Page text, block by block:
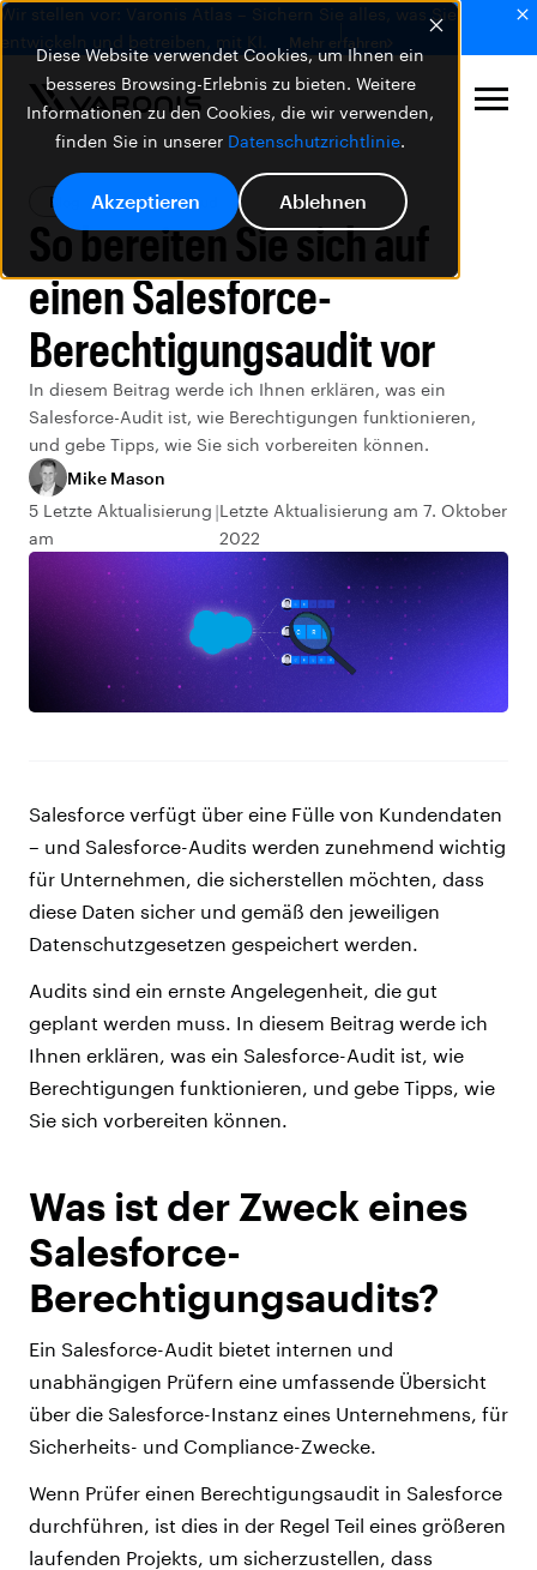
Diese Website verwendet Cookies, um Ihnen ein
besseres Browsing-Erlebnis zu bieten. Weitere
Informationen zu den Cookies, die wir verwenden,
finden Sie in unserer Datenschutzrichtlinie.
Akzeptieren Ablehnen
Wir stellen vor: Varonis Atlas – Sichern Sie alles, was Sie
entwickeln und betreiben, mit KI.
Mehr erfahren
Blog Sichere Cloud
So bereiten Sie sich auf
einen Salesforce-
Berechtigungsaudit vor
In diesem Beitrag werde ich Ihnen erklären, was ein
Salesforce-Audit ist, wie Berechtigungen funktionieren,
und gebe Tipps, wie Sie sich vorbereiten können.
Mike Mason
5 Letzte Aktualisierung
am
Letzte Aktualisierung am 7. Oktober
2022
Salesforce verfügt über eine Fülle von Kundendaten
– und Salesforce-Audits werden zunehmend wichtig
für Unternehmen, die sicherstellen möchten, dass
diese Daten sicher und gemäß den jeweiligen
Datenschutzgesetzen gespeichert werden.
Audits sind ein ernste Angelegenheit, die gut
geplant werden muss. In diesem Beitrag werde ich
Ihnen erklären, was ein Salesforce-Audit ist, wie
Berechtigungen funktionieren, und gebe Tipps, wie
Sie sich vorbereiten können.
Was ist der Zweck eines
Salesforce-
Berechtigungsaudits?
Ein Salesforce-Audit bietet internen und
unabhängigen Prüfern eine umfassende Übersicht
über die Salesforce-Instanz eines Unternehmens, für
Sicherheits- und Compliance-Zwecke.
Wenn Prüfer einen Berechtigungsaudit in Salesforce
durchführen, ist dies in der Regel Teil eines größeren
laufenden Projekts, um sicherzustellen, dass